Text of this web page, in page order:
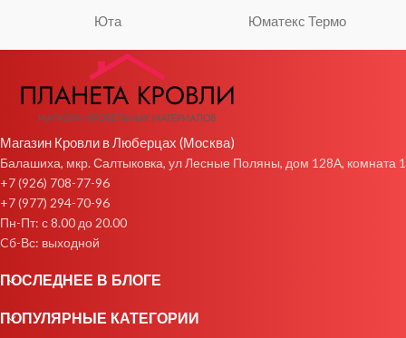
Юта Юматекс Термо
Магазин Кровли в Люберцах (Москва)
Балашиха, мкр. Салтыковка, ул Лесные Поляны, дом 128А, комната 1
+7 (926) 708-77-96
+7 (977) 294-70-96
Пн-Пт: с 8.00 до 20.00
Cб-Вс: выходной
ПОСЛЕДНЕЕ В БЛОГЕ
ПОПУЛЯРНЫЕ КАТЕГОРИИ